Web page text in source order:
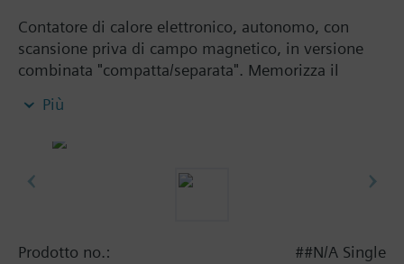
Contatore di calore elettronico, autonomo, con
scansione priva di campo magnetico, in versione
combinata "compatta/separata". Memorizza il
riferimento impostabile. Per il trasferimento dei
Consumo accumulato dall'ultimo giorno di
Più
Prodotto no.:
##N/A Single